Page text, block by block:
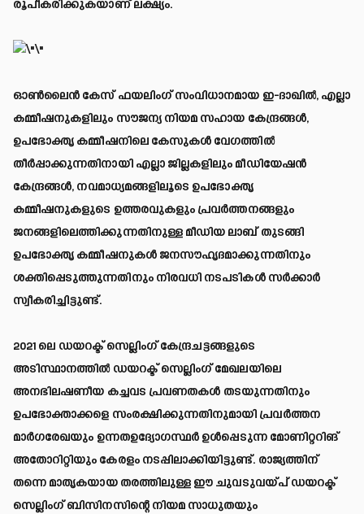
രൂപീകരിക്കുകയാണ് ലക്ഷ്യം.
ഓൺലൈൻ കേസ് ഫയലിംഗ് സംവിധാനമായ ഇ-ദാഖിൽ, എല്ലാ
കമ്മീഷനുകളിലും സൗജന്യ നിയമ സഹായ കേന്ദ്രങ്ങൾ,
ഉപഭോക്തൃ കമ്മീഷനിലെ കേസുകൾ വേഗത്തിൽ
തീർപ്പാക്കുന്നതിനായി എല്ലാ ജില്ലകളിലും മീഡിയേഷൻ
കേന്ദ്രങ്ങൾ, നവമാധ്യമങ്ങളിലൂടെ ഉപഭോക്തൃ
കമ്മീഷനുകളുടെ ഉത്തരവുകളും പ്രവർത്തനങ്ങളും
ജനങ്ങളിലെത്തിക്കുന്നതിനുള്ള മീഡിയ ലാബ് തുടങ്ങി
ഉപഭോക്തൃ കമ്മീഷനുകൾ ജനസൗഹൃദമാക്കുന്നതിനും
ശക്തിപ്പെടുത്തുന്നതിനും നിരവധി നടപടികൾ സർക്കാർ
സ്വീകരിച്ചിട്ടുണ്ട്.
2021 ലെ ഡയറക്ട് സെല്ലിംഗ് കേന്ദ്രചട്ടങ്ങളുടെ
അടിസ്ഥാനത്തിൽ ഡയറക്ട് സെല്ലിംഗ് മേഖലയിലെ
അനഭിലഷണീയ കച്ചവട പ്രവണതകൾ തടയുന്നതിനും
ഉപഭോക്താക്കളെ സംരക്ഷിക്കുന്നതിനുമായി പ്രവർത്തന
മാർഗരേഖയും ഉന്നതഉദ്യോഗസ്ഥർ ഉൾപ്പെടുന്ന മോണിറ്ററിങ്
അതോറിറ്റിയും കേരളം നടപ്പിലാക്കിയിട്ടുണ്ട്. രാജ്യത്തിന്
തന്നെ മാതൃകയായ തരത്തിലുള്ള ഈ ചുവടുവയ്പ് ഡയറക്ട്
സെല്ലിംഗ് ബിസിനസിന്റെ നിയമ സാധുതയും